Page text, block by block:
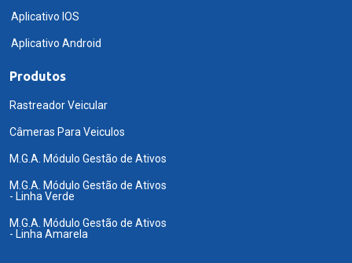
Aplicativo IOS
Aplicativo Android
Produtos
Rastreador Veicular
Câmeras Para Veiculos
M.G.A. Módulo Gestão de Ativos
M.G.A. Módulo Gestão de Ativos
- Linha Verde
M.G.A. Módulo Gestão de Ativos
- Linha Amarela